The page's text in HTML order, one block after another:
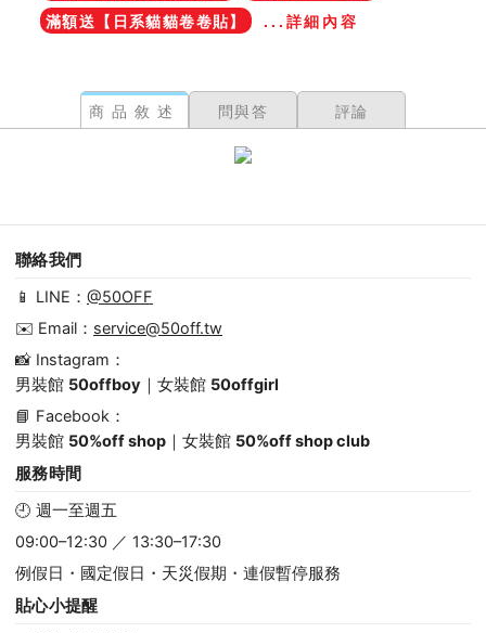
滿額送【日系貓貓卷卷貼】
...詳細內容
商品敘述 問與答 評論